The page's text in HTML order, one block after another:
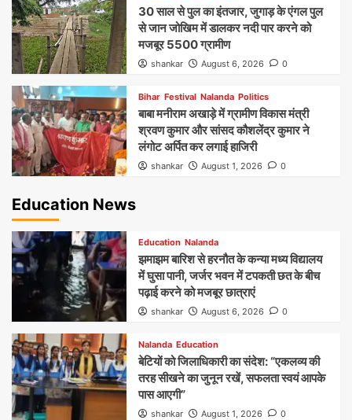
30 साल से पुल का इंतजार, जुगाड़ के एंगल पुल
से जान जोखिम में डालकर नदी पार करने को
मजबूर 5500 ग्रामीण
shankar August 6, 2026 0
Bihar Festival Nalanda Politics
बाबा मनीराम अखाड़े में ग्रामीण विकास मंत्री
श्रवण कुमार और सांसद कौशलेंद्र कुमार ने
लंगोट अर्पित कर लगाई हाजिरी
shankar August 1, 2026 0
Education News
Education Nalanda
झमाझम बारिश से हरनौत के कन्या मध्य विद्यालय
में घुसा पानी, जर्जर भवन में टपकती छत के बीच
पढ़ाई करने को मजबूर छात्राएं
shankar August 6, 2026 0
Nalanda Education
बेटियों को जिलाधिकारी का संदेश: “एकलव्य की
तरह सीखने का जुनून रखें, सफलता स्वयं आपके
पास आएगी”
shankar August 1, 2026 0